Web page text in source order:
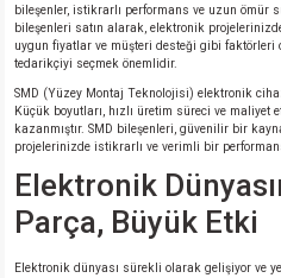
bileşenler, istikrarlı performans ve uzun ömür
bileşenleri satın alarak, elektronik
uygun fiyatlar ve müşteri desteği gibi faktörleri
tedarikçiyi seçmek önemlidir.
SMD (Yüzey Montaj Teknolojisi) elektronik
Küçük boyutları, hızlı üretim süreci ve
kazanmıştır. SMD bileşenleri, güvenilir bir
projelerinizde istikrarlı ve verimli bir
Elektronik
Parça, Büyük Etki
Elektronik dünyası sürekli olarak gelişiyor ve